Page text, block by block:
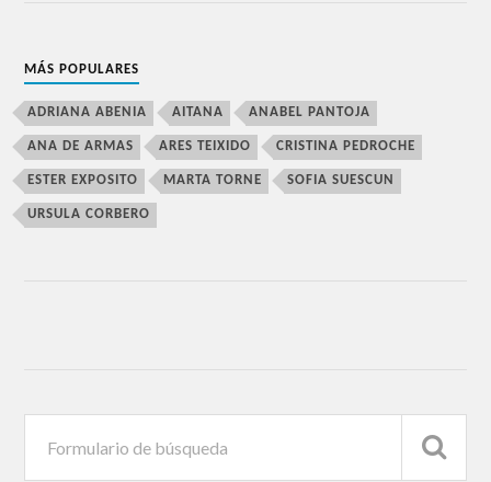
MÁS POPULARES
ADRIANA ABENIA AITANA ANABEL PANTOJA
ANA DE ARMAS ARES TEIXIDO CRISTINA PEDROCHE
ESTER EXPOSITO MARTA TORNE SOFIA SUESCUN
URSULA CORBERO